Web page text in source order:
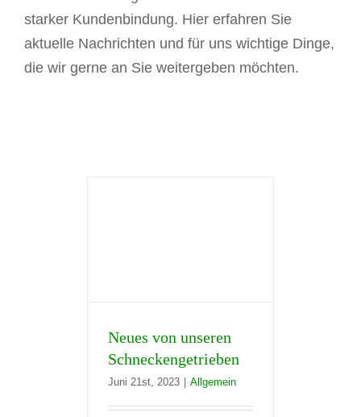
starker Kundenbindung. Hier erfahren Sie
aktuelle Nachrichten und für uns wichtige Dinge,
die wir gerne an Sie weitergeben möchten.
Neues von unseren
Schneckengetrieben
Juni 21st, 2023 | Allgemein